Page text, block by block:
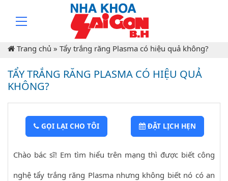
Trang chủ » Tẩy trắng răng Plasma có hiệu quả không?
TẨY TRẮNG RĂNG PLASMA CÓ HIỆU QUẢ
KHÔNG?
GỌI LẠI CHO TÔI ĐẶT LỊCH HẸN
Chào bác sĩ! Em tìm hiểu trên mạng thì được biết công
nghệ tẩy trắng răng Plasma nhưng không biết nó có an